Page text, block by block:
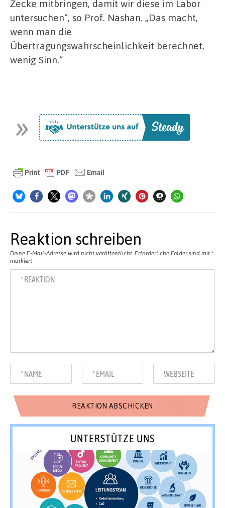
Zecke mitbringen, damit wir diese im Labor
untersuchen“, so Prof. Nashan. „Das macht,
wenn man die
Übertragungswahrscheinlichkeit berechnet,
wenig Sinn.“
Reaktion schreiben
Deine E-Mail-Adresse wird nicht veröffentlicht. Erforderliche Felder sind mit *
markiert
UNTERSTÜTZE UNS